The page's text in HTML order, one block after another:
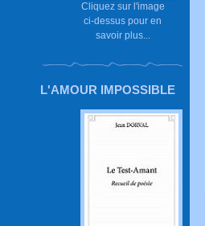
Cliquez sur l'image
ci-dessus pour en
savoir plus...
L'AMOUR IMPOSSIBLE